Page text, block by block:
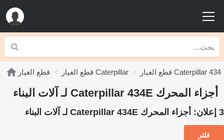
قطع الغيار قطع الغيار Caterpillar قطع الغيار Caterpillar 434
أجزاء المحرك Caterpillar 434E لـ آلات البناء
3 إعلان: أجزاء المحرك Caterpillar 434E لـ آلات البناء
فلتر